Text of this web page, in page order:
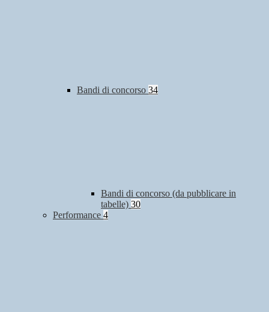
Bandi di concorso 34
Bandi di concorso (da pubblicare in
tabelle) 30
Performance 4